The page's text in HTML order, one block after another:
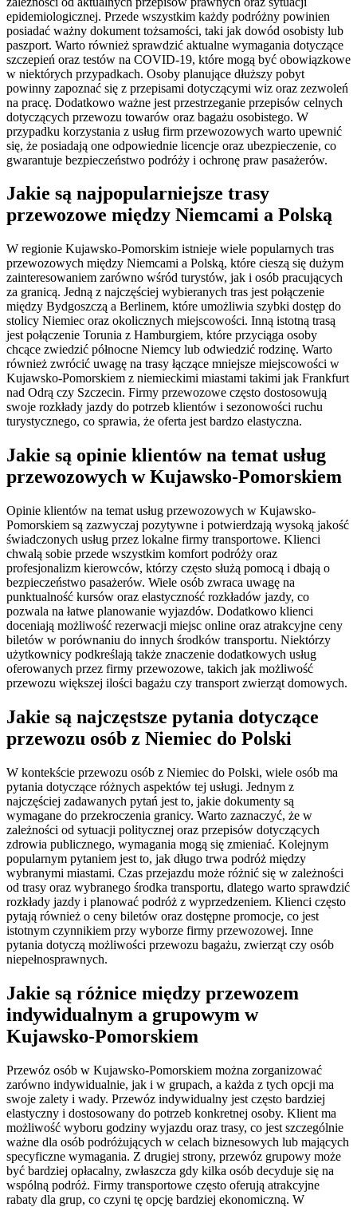
epidemiologicznej. Przede wszystkim każdy podróżny powinien
posiadać ważny dokument tożsamości, taki jak dowód osobisty lub
paszport. Warto również sprawdzić aktualne wymagania dotyczące
szczepień oraz testów na COVID-19, które mogą być obowiązkowe
w niektórych przypadkach. Osoby planujące dłuższy pobyt
powinny zapoznać się z przepisami dotyczącymi wiz oraz zezwoleń
na pracę. Dodatkowo ważne jest przestrzeganie przepisów celnych
dotyczących przewozu towarów oraz bagażu osobistego. W
przypadku korzystania z usług firm przewozowych warto upewnić
się, że posiadają one odpowiednie licencje oraz ubezpieczenie, co
gwarantuje bezpieczeństwo podróży i ochronę praw pasażerów.
Jakie są najpopularniejsze trasy
przewozowe między Niemcami a Polską
W regionie Kujawsko-Pomorskim istnieje wiele popularnych tras
przewozowych między Niemcami a Polską, które cieszą się dużym
zainteresowaniem zarówno wśród turystów, jak i osób pracujących
za granicą. Jedną z najczęściej wybieranych tras jest połączenie
między Bydgoszczą a Berlinem, które umożliwia szybki dostęp do
stolicy Niemiec oraz okolicznych miejscowości. Inną istotną trasą
jest połączenie Torunia z Hamburgiem, które przyciąga osoby
chcące zwiedzić północne Niemcy lub odwiedzić rodzinę. Warto
również zwrócić uwagę na trasy łączące mniejsze miejscowości w
Kujawsko-Pomorskiem z niemieckimi miastami takimi jak Frankfurt
nad Odrą czy Szczecin. Firmy przewozowe często dostosowują
swoje rozkłady jazdy do potrzeb klientów i sezonowości ruchu
turystycznego, co sprawia, że oferta jest bardzo elastyczna.
Jakie są opinie klientów na temat usług
przewozowych w Kujawsko-Pomorskiem
Opinie klientów na temat usług przewozowych w Kujawsko-
Pomorskiem są zazwyczaj pozytywne i potwierdzają wysoką jakość
świadczonych usług przez lokalne firmy transportowe. Klienci
chwalą sobie przede wszystkim komfort podróży oraz
profesjonalizm kierowców, którzy często służą pomocą i dbają o
bezpieczeństwo pasażerów. Wiele osób zwraca uwagę na
punktualność kursów oraz elastyczność rozkładów jazdy, co
pozwala na łatwe planowanie wyjazdów. Dodatkowo klienci
doceniają możliwość rezerwacji miejsc online oraz atrakcyjne ceny
biletów w porównaniu do innych środków transportu. Niektórzy
użytkownicy podkreślają także znaczenie dodatkowych usług
oferowanych przez firmy przewozowe, takich jak możliwość
przewozu większej ilości bagażu czy transport zwierząt domowych.
Jakie są najczęstsze pytania dotyczące
przewozu osób z Niemiec do Polski
W kontekście przewozu osób z Niemiec do Polski, wiele osób ma
pytania dotyczące różnych aspektów tej usługi. Jednym z
najczęściej zadawanych pytań jest to, jakie dokumenty są
wymagane do przekroczenia granicy. Warto zaznaczyć, że w
zależności od sytuacji politycznej oraz przepisów dotyczących
zdrowia publicznego, wymagania mogą się zmieniać. Kolejnym
popularnym pytaniem jest to, jak długo trwa podróż między
wybranymi miastami. Czas przejazdu może różnić się w zależności
od trasy oraz wybranego środka transportu, dlatego warto sprawdzić
rozkłady jazdy i planować podróż z wyprzedzeniem. Klienci często
pytają również o ceny biletów oraz dostępne promocje, co jest
istotnym czynnikiem przy wyborze firmy przewozowej. Inne
pytania dotyczą możliwości przewozu bagażu, zwierząt czy osób
niepełnosprawnych.
Jakie są różnice między przewozem
indywidualnym a grupowym w
Kujawsko-Pomorskiem
Przewóz osób w Kujawsko-Pomorskiem można zorganizować
zarówno indywidualnie, jak i w grupach, a każda z tych opcji ma
swoje zalety i wady. Przewóz indywidualny jest często bardziej
elastyczny i dostosowany do potrzeb konkretnej osoby. Klient ma
możliwość wyboru godziny wyjazdu oraz trasy, co jest szczególnie
ważne dla osób podróżujących w celach biznesowych lub mających
specyficzne wymagania. Z drugiej strony, przewóz grupowy może
być bardziej opłacalny, zwłaszcza gdy kilka osób decyduje się na
wspólną podróż. Firmy transportowe często oferują atrakcyjne
rabaty dla grup, co czyni tę opcję bardziej ekonomiczną. W